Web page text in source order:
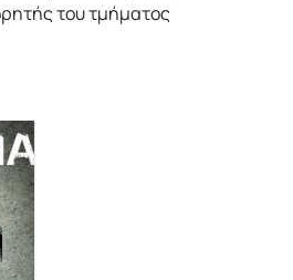
του τμήματος